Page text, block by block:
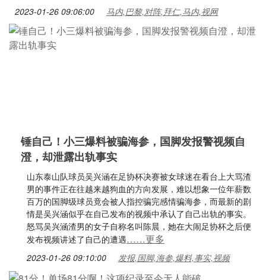
2023-01-26 09:06:00 马内,巴黎,对阵,拜仁,马内,视网
锤自己！小三爆料被骗海参，国脚发报警视频自
澄，却泄露出轨事实
山东泰山队球员吴兴涵在足协杯决赛被女球迷在看台上大骂渣
男的事件正在往越来越狗血的方向发展，难以想象一位年薪数
百万的国脚级球员竟会被人指控骗完感情骗海参，而最新的剧
情是吴兴涵似乎在自己发布的视频中承认了自己出轨的事实。
怒骂吴兴涵渣男的女子自称名叫陈晨，她在大闹足协杯之后便
发布视频讲述了自己的遭遇……更多
2023-01-26 09:10:00 发报,国脚,海参,爆料,事实,视频